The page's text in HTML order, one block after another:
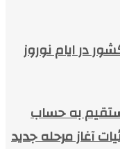
در ایام نوروز
به حساب
آغاز مرحله جدید